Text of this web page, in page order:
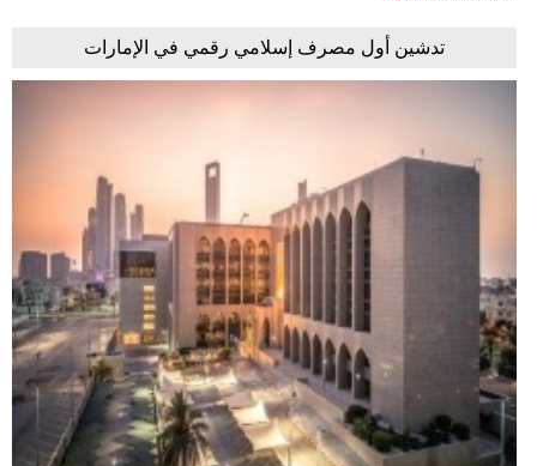
تدشين أول مصرف إسلامي رقمي في الإمارات